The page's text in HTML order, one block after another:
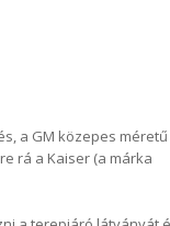
a GM közepes méretű
rá a Kaiser (a márka